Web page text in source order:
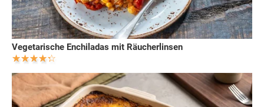
Vegetarische Enchiladas mit Räucherlinsen